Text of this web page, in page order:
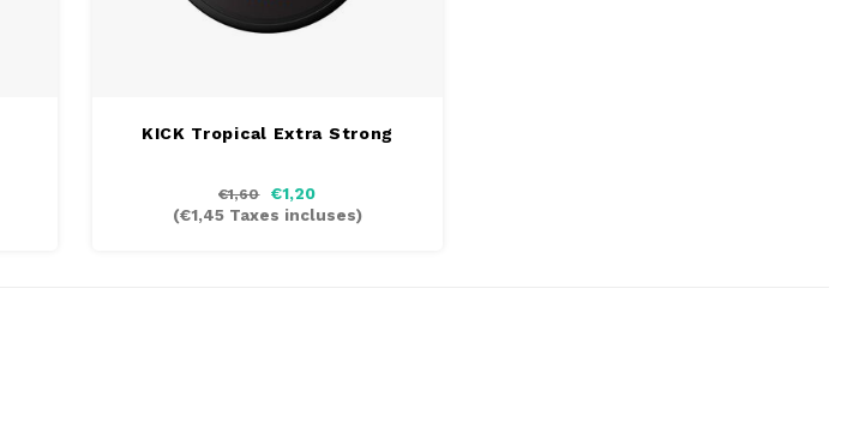
KICK Tropical Extra Strong
€1,60
€1,20
(€1,45Taxes incluses)